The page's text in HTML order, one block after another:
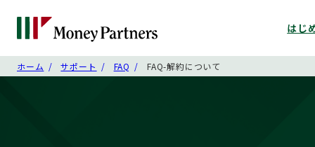
はじ
ホーム サポート FAQ FAQ-解約について